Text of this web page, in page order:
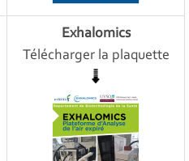
Exhalomics
Télécharger la plaquette